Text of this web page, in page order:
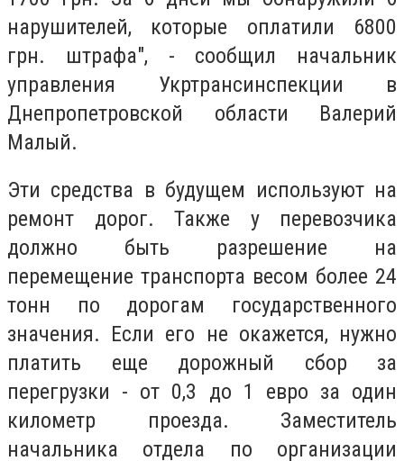
нарушителей, которые оплатили 6800
грн. штрафа", - сообщил начальник
управления Укртрансинспекции в
Днепропетровской области Валерий
Малый.
Эти средства в будущем используют на
ремонт дорог. Также у перевозчика
должно быть разрешение на
перемещение транспорта весом более 24
тонн по дорогам государственного
значения. Если его не окажется, нужно
платить еще дорожный сбор за
перегрузки - от 0,3 до 1 евро за один
километр проезда. Заместитель
начальника отдела по организации